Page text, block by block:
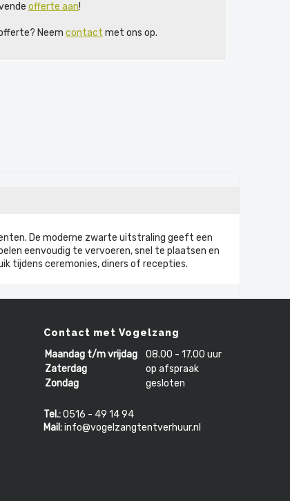
offerte aan!
Neem contact met ons op.
De moderne zwarte uitstraling geeft een
eenvoudig te vervoeren, snel te plaatsen en
tijdens ceremonies, diners of recepties.
Contact met Vogelzang
Maandag t/m vrijdag
08.00 - 17.00 uur
Zaterdag
op afspraak
Zondag
gesloten
Tel.:0516 - 49 14 94
Mail:info@vogelzangtentverhuur.nl